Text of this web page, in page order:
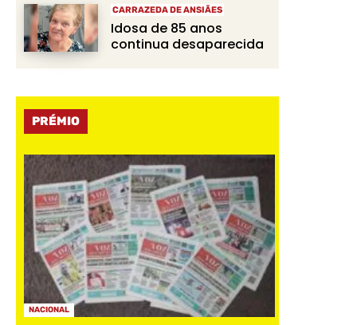
CARRAZEDA DE ANSIÃES
Idosa de 85 anos
continua desaparecida
PRÉMIO
NACIONAL